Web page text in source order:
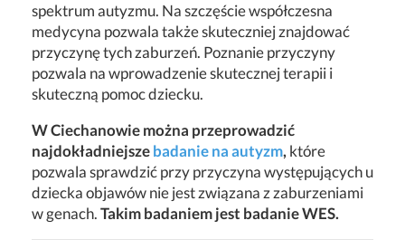
spektrum autyzmu. Na szczęście współczesna
medycyna pozwala także skuteczniej znajdować
przyczynę tych zaburzeń. Poznanie przyczyny
pozwala na wprowadzenie skutecznej terapii i
skuteczną pomoc dziecku.
W Ciechanowie można przeprowadzić
najdokładniejszebadanie na autyzm, które
pozwala sprawdzić przy przyczyna występujących u
dziecka objawów nie jest związana z zaburzeniami
w genach.Takim badaniem jest badanie WES.